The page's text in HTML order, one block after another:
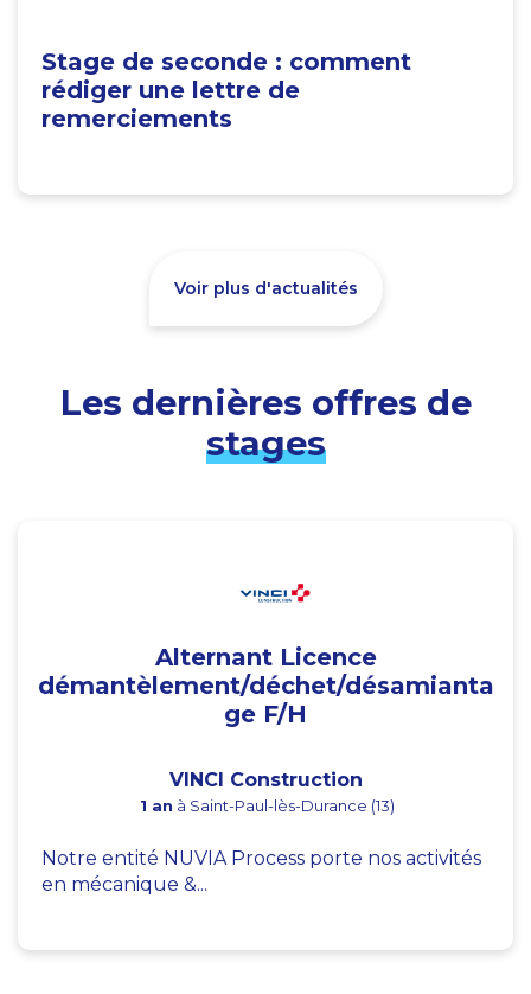
Stage de seconde : comment
rédiger une lettre de
remerciements
Voir plus d'actualités
Les dernières offres de
stages
Alternant Licence
démantèlement/déchet/désamianta
ge F/H
VINCI Construction
1 an à Saint-Paul-lès-Durance (13)
Notre entité NUVIA Process porte nos activités
en mécanique &...